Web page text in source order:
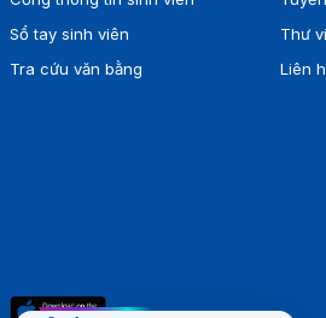
Sổ tay sinh viên
Tra cứu văn bằng
Thư
Liên